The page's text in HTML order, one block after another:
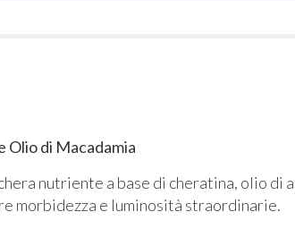
Olio di Macadamia
nutriente a base di cheratina, olio di
morbidezza e luminosità straordinarie.